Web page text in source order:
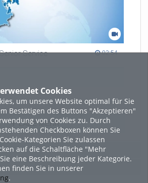
Cookies
um unsere Website optimal für Sie
Bestätigen des Buttons "Akzeptieren"
von Cookies zu. Durch
Checkboxen können Sie
Kategorien Sie zulassen
auf die Schaltfläche "Mehr
eine Beschreibung jeder Kategorie.
finden Sie in unserer
.
Service 02:54
LADE MEHR